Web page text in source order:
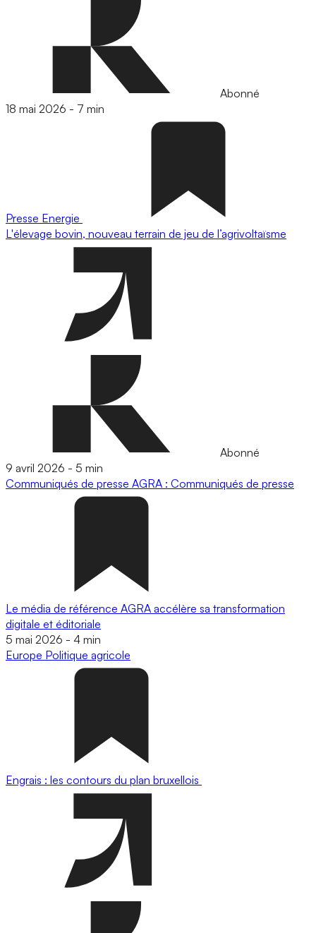
Abonné
18 mai 2026 - 7 min
Presse Energie
L'élevage bovin, nouveau terrain de jeu de l’agrivoltaïsme
Abonné
9 avril 2026 - 5 min
Communiqués de presse AGRA : Communiqués de presse
Le média de référence AGRA accélère sa transformation
digitale et éditoriale
5 mai 2026 - 4 min
Europe Politique agricole
Engrais : les contours du plan bruxellois